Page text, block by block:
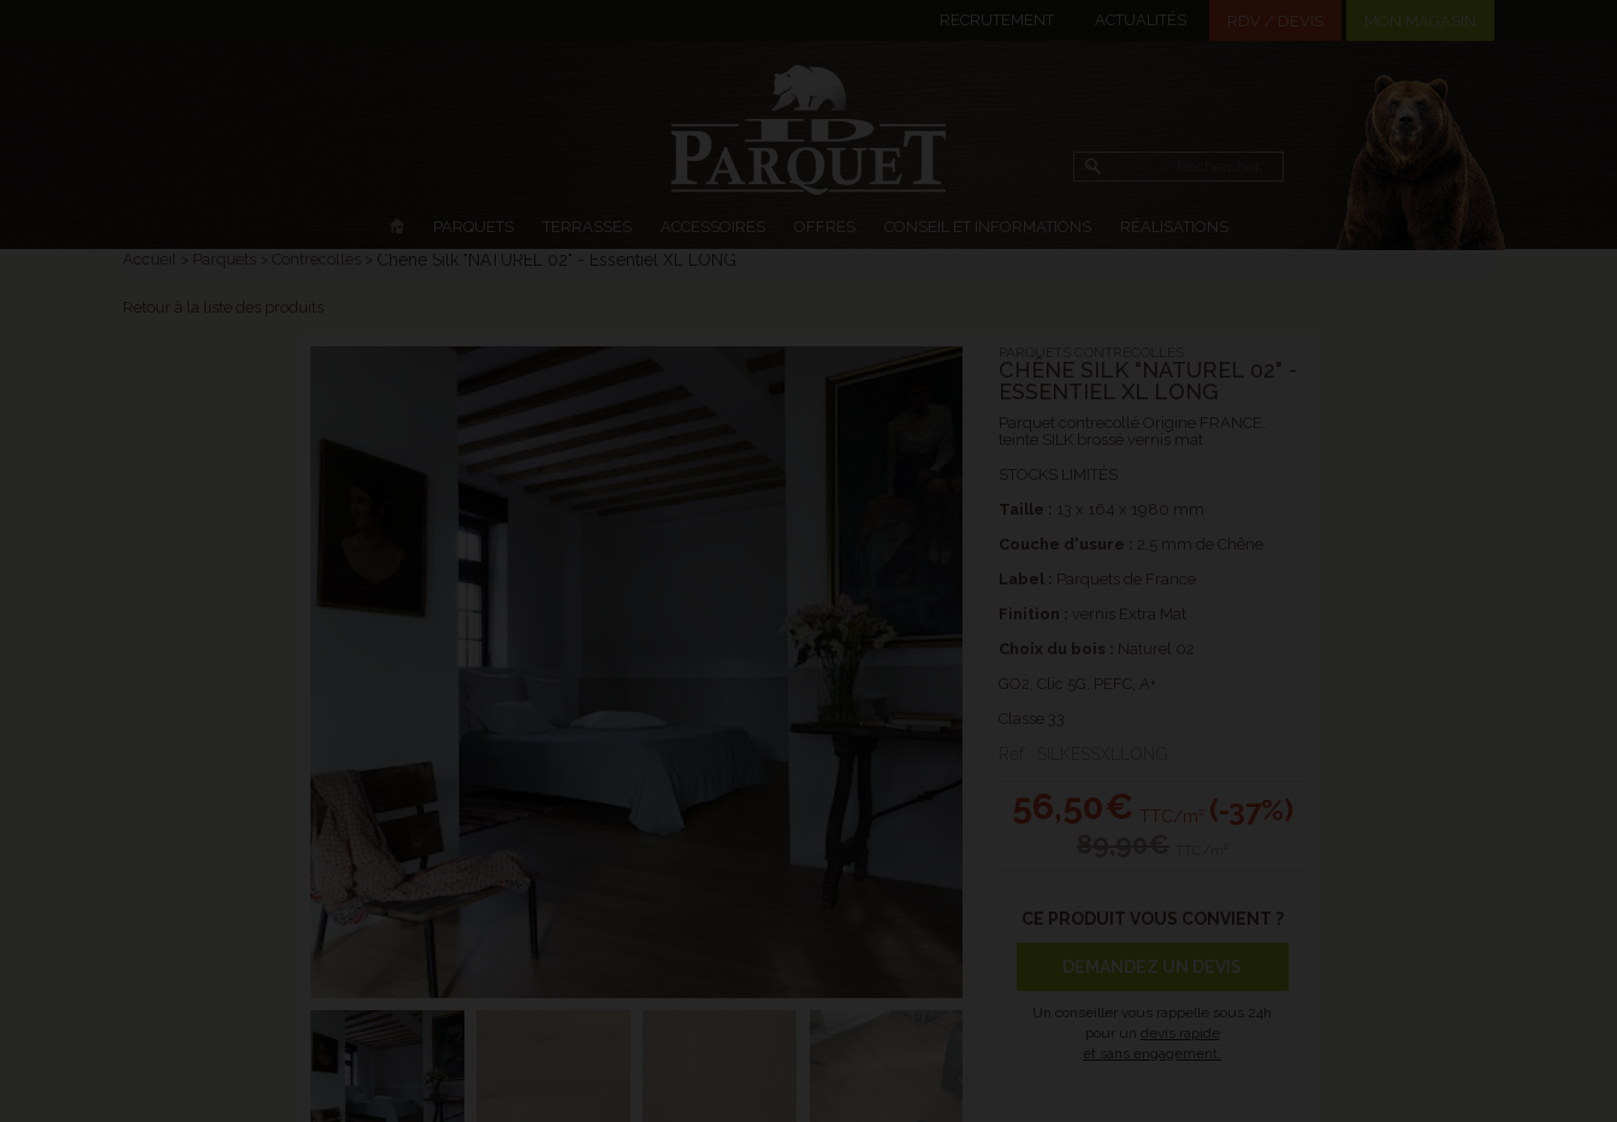
Accueil Parquets Contrecollés Chêne Silk "NATUREL 02" - Essentiel XL LONG
Retour à la liste des produits
CHÊNE SILK "NATUREL 02" -
ESSENTIEL XL LONG
Parquet contrecollé Origine FRANCE,
teinte SILK brossé vernis mat
STOCKS LIMITÉS
Taille : 13 x 164 x 1980 mm
Couche d'usure : 2,5 mm de Chêne
Label : Parquets de France
Finition : vernis Extra Mat
Choix du bois : Naturel 02
GO2, Clic 5G, PEFC, A+
Classe 33
56,50€ TTC/m² (-37%)
CE PRODUIT VOUS CONVIENT ?
DEMANDEZ UN DEVIS
Un conseiller vous rappelle sous 24h
pour un devis rapide
et sans engagement.
RECRUTEMENT ACTUALITÉS RDV / DEVIS MON MAGASIN
PARQUETS TERRASSES ACCESSOIRES OFFRES CONSEIL ET INFORMATIONS RÉALISATIONS